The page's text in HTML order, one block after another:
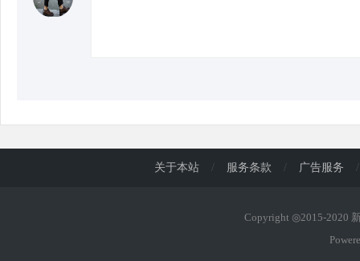
关于本站 / 服务条款 / 广告服务 /
Copyright ◎2015-2020